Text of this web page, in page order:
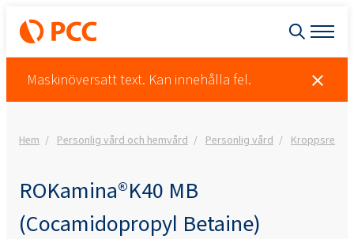
Maskinöversatt text. Kan innehålla fel.
Hem Personlig vård och hemvård Personlig vård
ROKamina®K40 MB
(Cocamidopropyl Betaine)